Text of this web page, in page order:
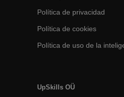
Política de privacidad
Política de cookies
Política de uso de la
UpSkills OÜ